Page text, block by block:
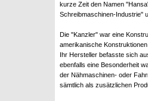
kurze Zeit den Namen
Schreibmaschinen-Industrie"
Die "Kanzler" war eine
amerikanische
Ihr Hersteller befasste sich
ebenfalls eine Besonderheit
der Nähmaschinen- oder
sämtlich als zusätzlichen